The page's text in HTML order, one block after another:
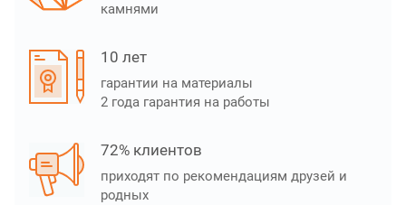
камнями
10 лет
гарантии на материалы
2 года гарантия на работы
72% клиентов
приходят по рекомендациям друзей и
родных